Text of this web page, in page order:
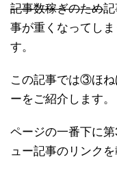
記事数稼ぎのため
事が重くなってし
す。
この記事では③ほ
ーをご紹介します。
ページの一番下に
ュー記事のリンクを